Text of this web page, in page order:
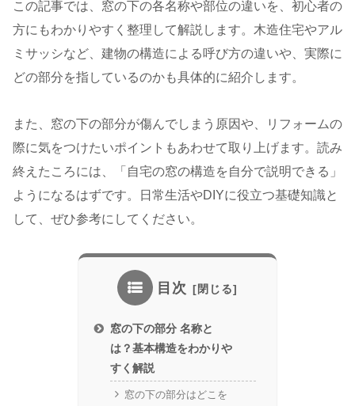
この記事では、窓の下の各名称や部位の違いを、初心者の
方にもわかりやすく整理して解説します。木造住宅やアル
ミサッシなど、建物の構造による呼び方の違いや、実際に
どの部分を指しているのかも具体的に紹介します。
また、窓の下の部分が傷んでしまう原因や、リフォームの
際に気をつけたいポイントもあわせて取り上げます。読み
終えたころには、「自宅の窓の構造を自分で説明できる」
ようになるはずです。日常生活やDIYに役立つ基礎知識と
して、ぜひ参考にしてください。
目次
窓の下の部分 名称と
は？基本構造をわかりや
すく解説
窓の下の部分はどこを